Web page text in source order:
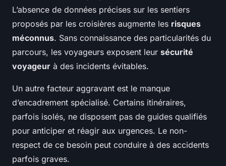
L’absence de données précises sur les sentiers
proposés par les croisières augmente les risques
méconnus. Sans connaissance des particularités du
parcours, les voyageurs exposent leur sécurité
voyageur à des incidents évitables.
Un autre facteur aggravant est le manque
d’encadrement spécialisé. Certains itinéraires,
parfois isolés, ne disposent pas de guides qualifiés
pour anticiper et réagir aux urgences. Le non-
respect de ce besoin peut conduire à des accidents
parfois graves.